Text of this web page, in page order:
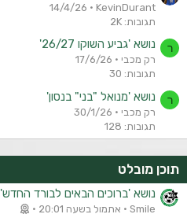
KevinDurant
14/4/26
תגובות: 2K
ר נושא 'גביע השוקו 26/27'
רק מכבי
17/6/26
תגובות: 30
ר נושא 'מנואל "בני" בנסון'
רק מכבי
30/1/26
תגובות: 128
תוכן מובלט
נושא 'ברוכים הבאים לבורד החדש'
Smile אתמול בשעה 20:01